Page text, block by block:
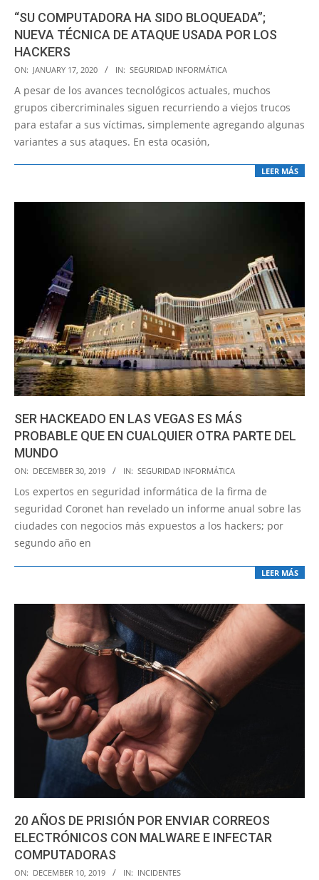
“SU COMPUTADORA HA SIDO BLOQUEADA”;
NUEVA TÉCNICA DE ATAQUE USADA POR LOS
HACKERS
2020-
01-
ON: JANUARY 17, 2020 IN: SEGURIDAD INFORMÁTICA
A pesar de los avances tecnológicos actuales, muchos
grupos cibercriminales siguen recurriendo a viejos trucos
para estafar a sus víctimas, simplemente agregando algunas
variantes a sus ataques. En esta ocasión,
LEER MÁS
SER HACKEADO EN LAS VEGAS ES MÁS
PROBABLE QUE EN CUALQUIER OTRA PARTE DEL
MUNDO
2019-
12-
30
ON: DECEMBER 30, 2019 IN: SEGURIDAD INFORMÁTICA
Los expertos en seguridad informática de la firma de
seguridad Coronet han revelado un informe anual sobre las
ciudades con negocios más expuestos a los hackers; por
segundo año en
LEER MÁS
20 AÑOS DE PRISIÓN POR ENVIAR CORREOS
ELECTRÓNICOS CON MALWARE E INFECTAR
COMPUTADORAS
2019-
ON: DECEMBER 10, 2019 IN: INCIDENTES